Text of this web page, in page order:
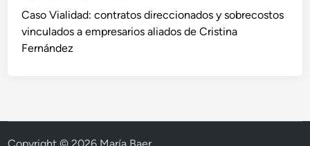
Caso Vialidad: contratos direccionados y sobrecostos
vinculados a empresarios aliados de Cristina
Fernández